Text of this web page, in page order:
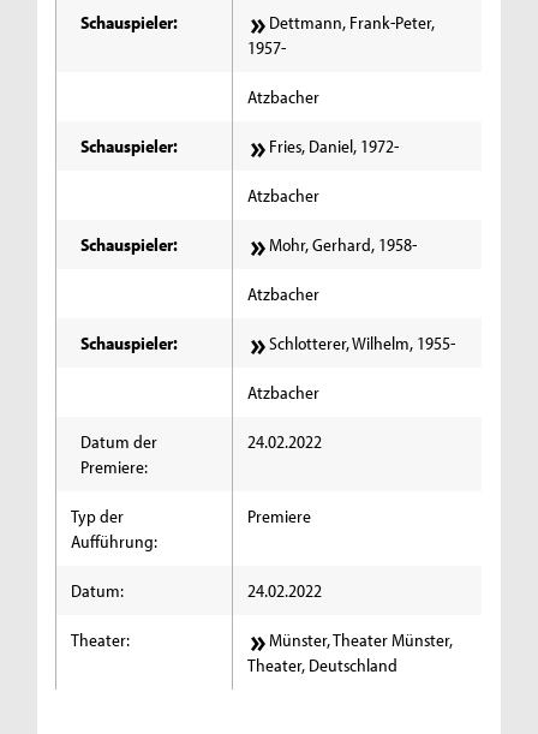
Schauspieler:
Dettmann, Frank-Peter,
1957-
Atzbacher
Schauspieler: Fries, Daniel, 1972-
Atzbacher
Schauspieler: Mohr, Gerhard, 1958-
Atzbacher
Schauspieler: Schlotterer, Wilhelm, 1955-
Atzbacher
Datum der
Premiere:
24.02.2022
Typ der
Aufführung:
Premiere
Datum: 24.02.2022
Theater:
Münster, Theater Münster,
Theater, Deutschland